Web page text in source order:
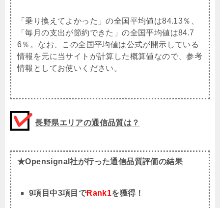
「乗り換えてよかった」の全国平均値は84.13％、
「毎月の支出が節約できた」の全国平均値は84.7
6％。なお、この全国平均値は公式が開示している
情報を元に当サイトが計算した概算値なので、参考
情報としてお使いください。
長野県エリアの通信品質は？
★Opensignal社が行った通信品質評価の結果
9項目中3項目でRank1を獲得！